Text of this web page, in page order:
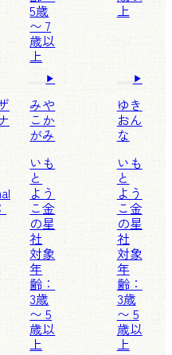
5歳
〜 7
歳以
上
上
みや
こか
がみ
いも
と
よう
こ金
の星
社
対象
年
齢：
3歳
〜 5
歳以
上
ゆき
おん
な
いも
と
よう
こ金
の星
社
対象
年
齢：
3歳
〜 5
歳以
上